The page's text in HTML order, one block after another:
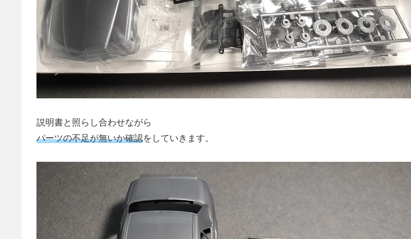
説明書と照らし合わせながら
パーツの不足が無いか確認をしていきます。